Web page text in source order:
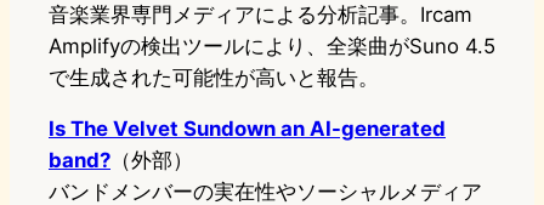
音楽業界専門メディアによる分析記事。Ircam
Amplifyの検出ツールにより、全楽曲がSuno 4.5
で生成された可能性が高いと報告。
Is The Velvet Sundown an AI-generated
band? （外部）
バンドメンバーの実在性やソーシャルメディア